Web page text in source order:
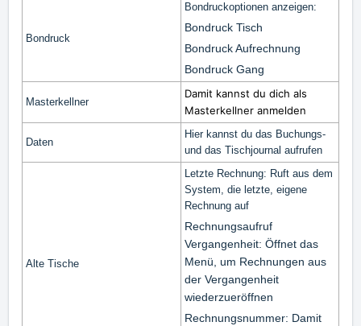
Bondruck
Bondruckoptionen anzeigen:
Bondruck Tisch
Bondruck Aufrechnung
Bondruck Gang
Masterkellner
Damit kannst du dich als
Masterkellner anmelden
Daten
Hier kannst du das Buchungs-
und das Tischjournal aufrufen
Alte Tische
Letzte Rechnung: Ruft aus dem
System, die letzte, eigene
Rechnung auf
Rechnungsaufruf
Vergangenheit: Öffnet das
Menü, um Rechnungen aus
der Vergangenheit
wiederzueröffnen
Rechnungsnummer: Damit